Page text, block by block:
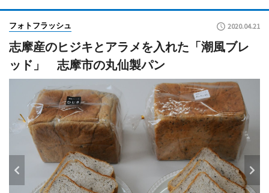
フォトフラッシュ 2020.04.21
志摩産のヒジキとアラメを入れた「潮風ブレ
ッド」 志摩市の丸仙製パン